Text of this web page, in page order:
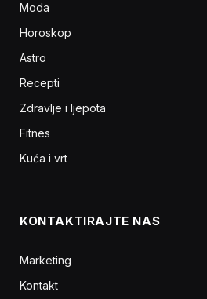
Moda
Horoskop
Astro
Recepti
Zdravlje i ljepota
Fitnes
Kuća i vrt
KONTAKTIRAJTE NAS
Marketing
Kontakt